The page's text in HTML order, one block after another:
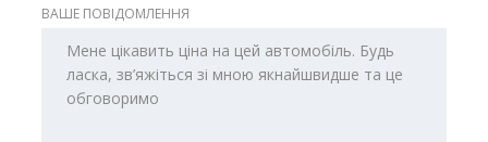
ВАШЕ ПОВІДОМЛЕННЯ